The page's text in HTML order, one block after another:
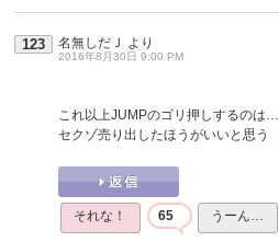
123 名無しだＪ より
2016年8月30日 9:00 PM
これ以上JUMPのゴリ押しするのは…
セクゾ売り出したほうがいいと思う
それな！ 65 うーん…